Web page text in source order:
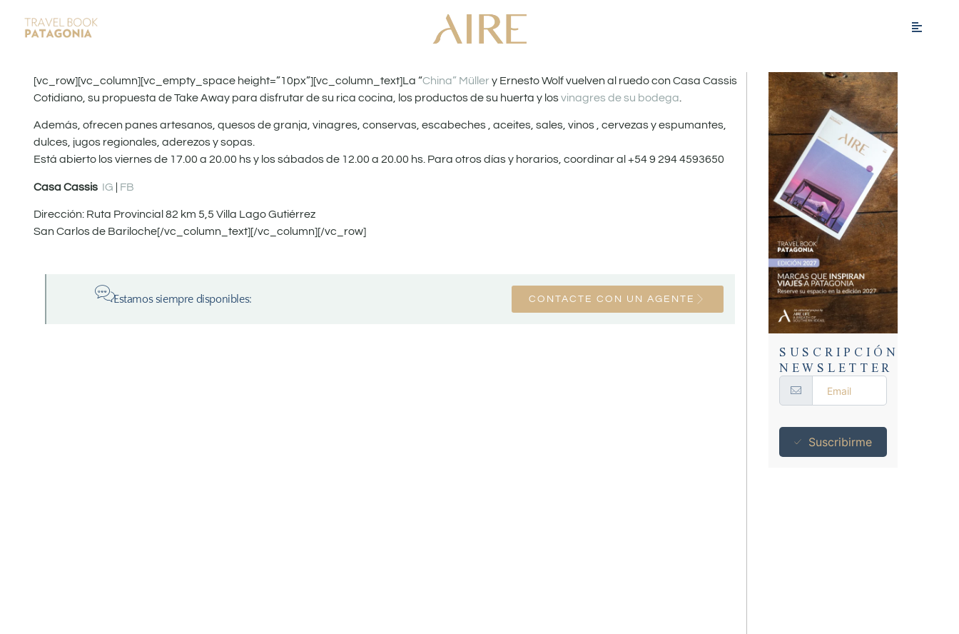
[vc_row][vc_column][vc_empty_space height=”10px”][vc_column_text]La “China” Müllery Ernesto Wolf vuelven al ruedo con Casa Cassis
Cotidiano, su propuesta de Take Away para disfrutar de su rica cocina, los productos de su huerta y losvinagres de su bodega
Además, ofrecen panes artesanos, quesos de granja, vinagres, conservas, escabeches , aceites, sales, vinos , cervezas y espumantes,
dulces, jugos regionales, aderezos y sopas.
Está abierto los viernes de 17.00 a 20.00 hs y los sábados de 12.00 a 20.00 hs. Para otros días y horarios, coordinar al +54 9 294 4593650
Casa Cassis IG FB
Dirección: Ruta Provincial 82 km 5,5 Villa Lago Gutiérrez
San Carlos de Bariloche[/vc_column_text][/vc_column][/vc_row]
Estamos siempre disponibles: CONTACTE CON UN AGENTE
SUSCRIPCIÓN
NEWSLETTER
Suscribirme